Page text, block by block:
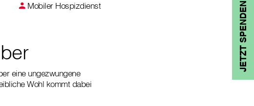
JETZT SPENDEN
Mobiler Hospizdienst
eine ungezwungene
Wohl kommt dabei